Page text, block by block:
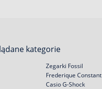
kategorie
Zegarki Fossil
Frederique Constant
Casio G-Shock